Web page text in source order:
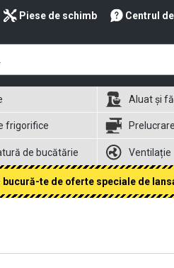
Piese de schimb Centrul
Aluat și
frigorifice
de bucătărie Ventilație
te de oferte speciale de